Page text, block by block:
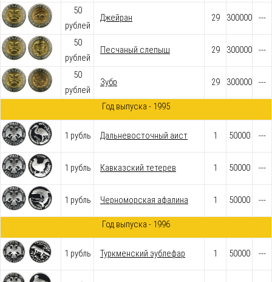
50
рублей
Джейран 29 300000 ---
50
рублей
Песчаный слепыш 29 300000 ---
50
рублей
Зубр 29 300000 ---
Год выпуска - 1995
1 рубль Дальневосточный аист 1 50000 ---
1 рубль Кавказский тетерев 1 50000 ---
1 рубль Черноморская афалина 1 50000 ---
Год выпуска - 1996
1 рубль Туркменский эублефар 1 50000 ---